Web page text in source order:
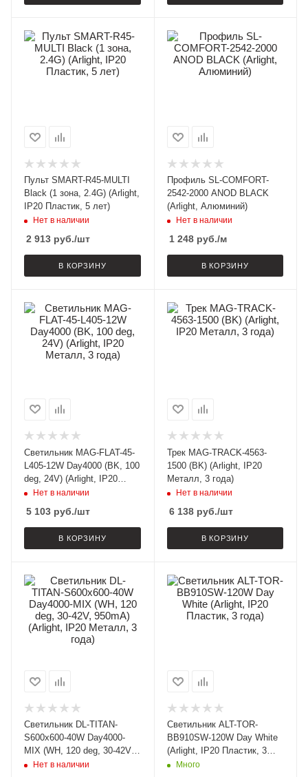
Пульт SMART-R45-MULTI
Black (1 зона, 2.4G) (Arlight,
IP20 Пластик, 5 лет)
Нет в наличии
2 913 руб./шт
В КОРЗИНУ
Профиль SL-COMFORT-
2542-2000 ANOD BLACK
(Arlight, Алюминий)
Нет в наличии
1 248руб./м
В КОРЗИНУ
Светильник MAG-FLAT-45-
L405-12W Day4000 (BK, 100
deg, 24V) (Arlight, IP20
Металл, 3 года)
Нет в наличии
5 103 руб./шт
В КОРЗИНУ
Трек MAG-TRACK-4563-
1500 (BK) (Arlight, IP20
Металл, 3 года)
Нет в наличии
6 138руб./шт
В КОРЗИНУ
Светильник DL-TITAN-
S600x600-40W Day4000-
MIX (WH, 120 deg, 30-42V,
950mA) (Arlight, IP20
Нет в наличии
Светильник ALT-TOR-
BB910SW-120W Day White
(Arlight, IP20 Пластик, 3
года)Много